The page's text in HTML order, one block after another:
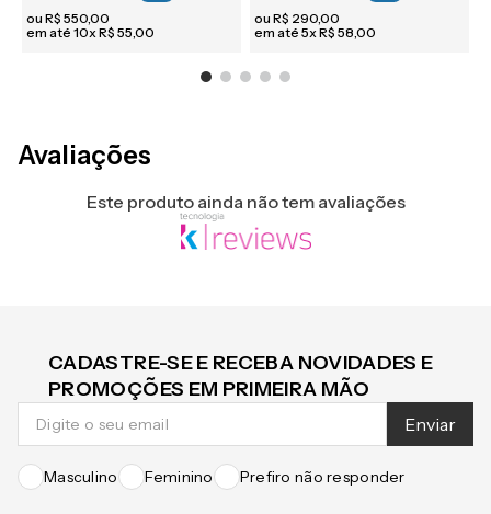
ou R$ 550,00
em até 10xR$ 55,00
ou R$ 290,00
em até 5xR$ 58,00
Avaliações
Este produto ainda não tem avaliações
CADASTRE-SE E RECEBA NOVIDADES E
PROMOÇÕES EM PRIMEIRA MÃO
Enviar
Masculino Feminino Prefiro não responder